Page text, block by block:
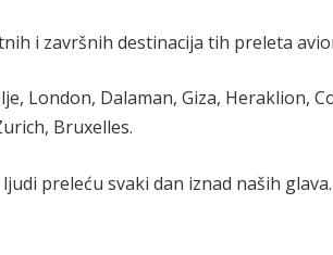
i završnih destinacija tih preleta
London, Dalaman, Giza, Heraklion,
Bruxelles.
preleću svaki dan iznad naših glava.